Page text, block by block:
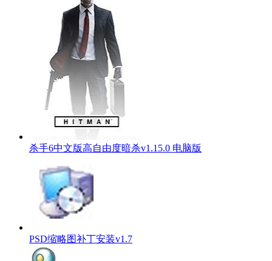
杀手6中文版高自由度暗杀v1.15.0 电脑版
PSD缩略图补丁安装v1.7